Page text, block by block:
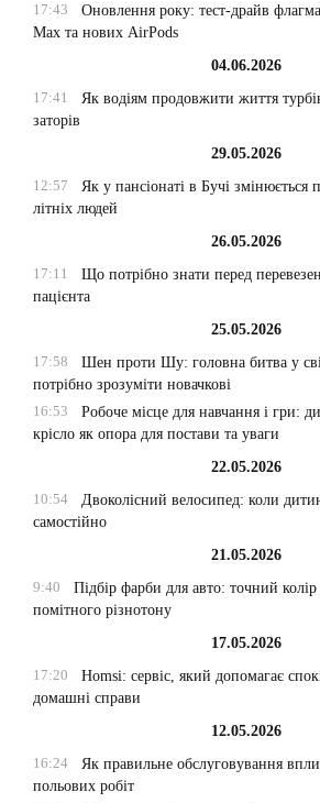
17:43
Оновлення року: тест-драйв
Max та нових AirPods
04.06.2026
17:41
Як водіям продовжити життя
заторів
29.05.2026
12:57
Як у пансіонаті в Бучі змінюється
літніх людей
26.05.2026
17:11
Що потрібно знати перед
пацієнта
25.05.2026
17:58
Шен проти Шу: головна битва у
потрібно зрозуміти новачкові
16:53
Робоче місце для навчання і гри:
крісло як опора для постави та уваги
22.05.2026
10:54
Двоколісний велосипед: коли
самостійно
21.05.2026
9:40
Підбір фарби для авто: точний
помітного різнотону
17.05.2026
17:20
Homsi: сервіс, який допомагає
домашні справи
12.05.2026
16:24
Як правильне обслуговування
польових робіт